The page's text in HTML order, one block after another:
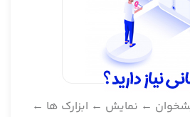
← نمایش ← ابزارک ها ←